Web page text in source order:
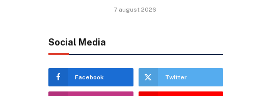
7 august 2026
Social Media
Facebook Twitter